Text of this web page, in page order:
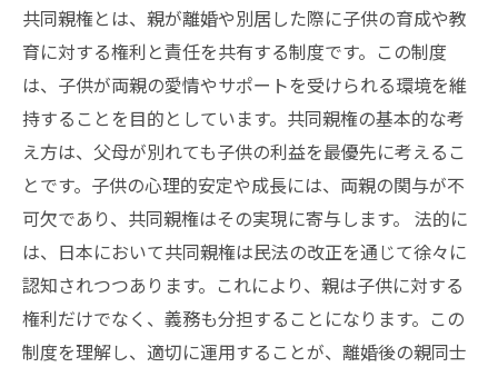
共同親権とは、親が離婚や別居した際に子供の育成や教
育に対する権利と責任を共有する制度です。この制度
は、子供が両親の愛情やサポートを受けられる環境を維
持することを目的としています。共同親権の基本的な考
え方は、父母が別れても子供の利益を最優先に考えるこ
とです。子供の心理的安定や成長には、両親の関与が不
可欠であり、共同親権はその実現に寄与します。 法的に
は、日本において共同親権は民法の改正を通じて徐々に
認知されつつあります。これにより、親は子供に対する
権利だけでなく、義務も分担することになります。この
制度を理解し、適切に運用することが、離婚後の親同士